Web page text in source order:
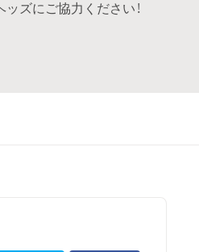
ズにご協力ください！